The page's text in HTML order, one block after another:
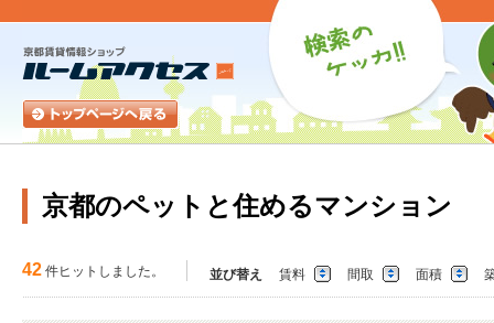
京都のペットと住めるマンション
42 件ヒットしました。 並び替え 賃料 間取 面積